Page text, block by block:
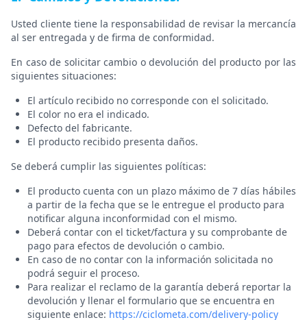
Usted cliente tiene la responsabilidad de revisar la mercancía
al ser entregada y de firma de conformidad.
En caso de solicitar cambio o devolución del producto por las
siguientes situaciones:
El artículo recibido no corresponde con el solicitado.
El color no era el indicado.
Defecto del fabricante.
El producto recibido presenta daños.
Se deberá cumplir las siguientes políticas:
El producto cuenta con un plazo máximo de 7 días hábiles
a partir de la fecha que se le entregue el producto para
notificar alguna inconformidad con el mismo.
Deberá contar con el ticket/factura y su comprobante de
pago para efectos de devolución o cambio.
En caso de no contar con la información solicitada no
podrá seguir el proceso.
Para realizar el reclamo de la garantía deberá reportar la
devolución y llenar el formulario que se encuentra en
siguiente enlace: https://ciclometa.com/delivery-policy